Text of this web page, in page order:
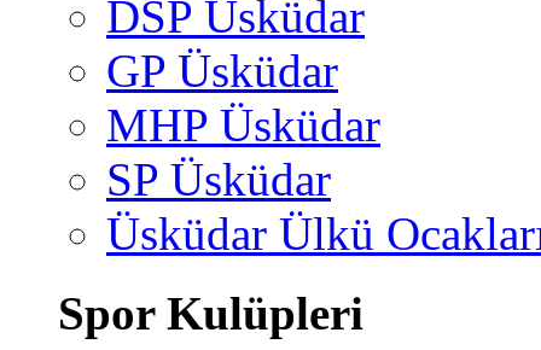
DSP Üsküdar
GP Üsküdar
MHP Üsküdar
SP Üsküdar
Üsküdar Ülkü
Spor Kulüpleri